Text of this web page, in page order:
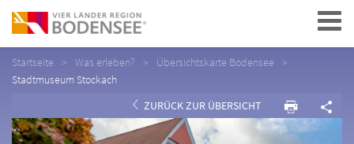
Navigation
Startseite Was erleben?
Übersichtskarte Bodensee
Stadtmuseum Stockach
ZURÜCK ZUR ÜBERSICHT